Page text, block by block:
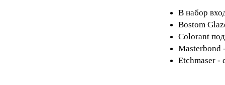
В набор
Bostom
Colorant
Masterbond
Etchmaser -